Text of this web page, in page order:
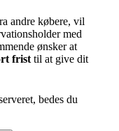
andre købere, vil
med
ønsker at
frist til at give dit
bedes du